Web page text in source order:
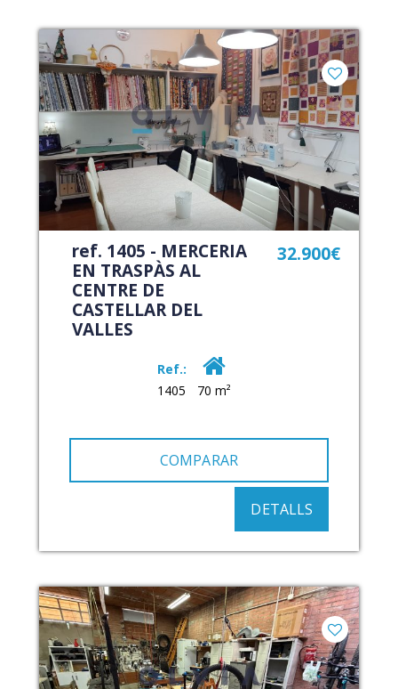
ref. 1405 - MERCERIA
EN TRASPÀS AL
CENTRE DE
CASTELLAR DEL
VALLES
32.900€
Ref.:
1405
70 m²
COMPARAR
DETALLS